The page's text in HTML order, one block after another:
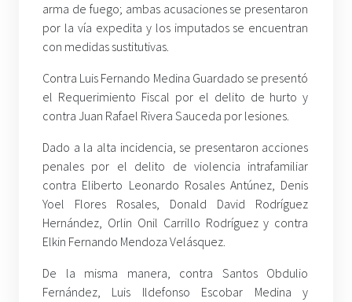
arma de fuego; ambas acusaciones se presentaron
por la vía expedita y los imputados se encuentran
con medidas sustitutivas.
Contra Luis Fernando Medina Guardado se presentó
el Requerimiento Fiscal por el delito de hurto y
contra Juan Rafael Rivera Sauceda por lesiones.
Dado a la alta incidencia, se presentaron acciones
penales por el delito de violencia intrafamiliar
contra Eliberto Leonardo Rosales Antúnez, Denis
Yoel Flores Rosales, Donald David Rodríguez
Hernández, Orlin Onil Carrillo Rodríguez y contra
Elkin Fernando Mendoza Velásquez.
De la misma manera, contra Santos Obdulio
Fernández, Luis Ildefonso Escobar Medina y